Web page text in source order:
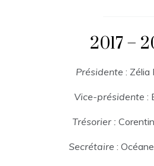
2017 –
Présidente : Zélia
Vice-présidente :
Trésorier :
Secrétaire :